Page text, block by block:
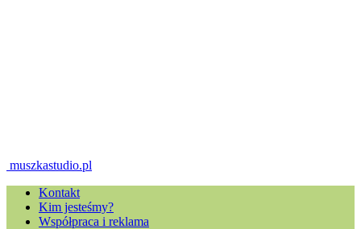
muszkastudio.pl
Kontakt
Kim jesteśmy?
Współpraca i reklama